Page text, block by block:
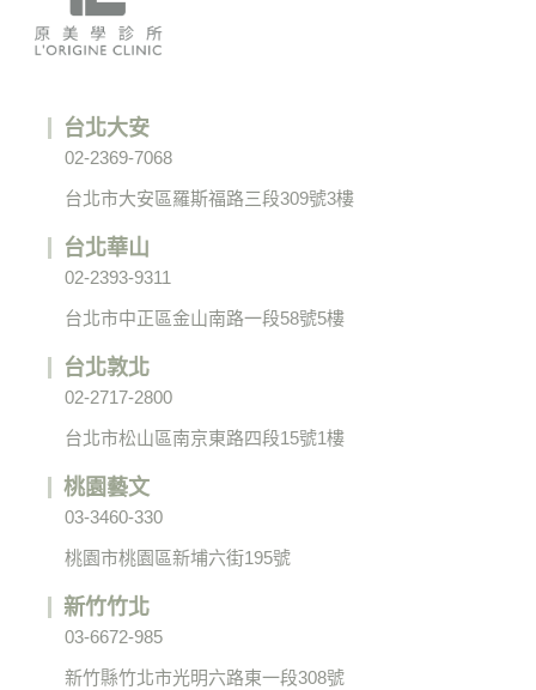
台北大安
02-2369-7068
台北市大安區羅斯福路三段309號3樓
台北華山
02-2393-9311
台北市中正區金山南路一段58號5樓
台北敦北
02-2717-2800
台北市松山區南京東路四段15號1樓
桃園藝文
03-3460-330
桃園市桃園區新埔六街195號
新竹竹北
03-6672-985
新竹縣竹北市光明六路東一段308號